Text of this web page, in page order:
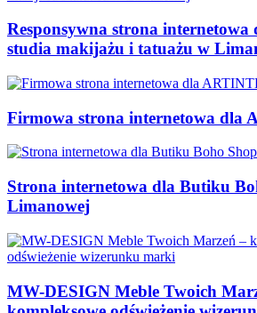
Responsywna strona
studia makijażu i tatuażu w
Firmowa strona internetowa dla
Strona internetowa dla Butiku
Limanowej
MW-DESIGN Meble Twoich